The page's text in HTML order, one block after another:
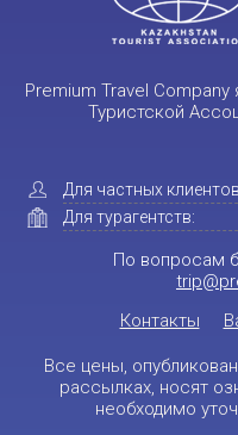
Premium Travel
Туристской
Для частных
Для турагентств:
По вопросам
Контакты
Все цены,
рассылках, носят
необходимо